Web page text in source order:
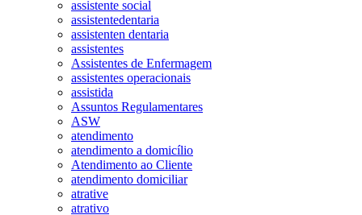
assistente social
assistentedentaria
assistenten dentaria
assistentes
Assistentes de Enfermagem
assistentes operacionais
assistida
Assuntos Regulamentares
ASW
atendimento
atendimento a domicílio
Atendimento ao Cliente
atendimento domiciliar
atrative
atrativo